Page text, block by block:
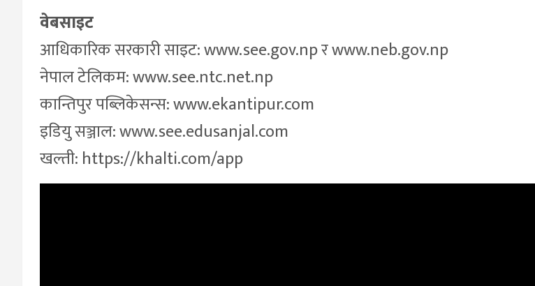
वेबसाइट
आधिकारिक सरकारी साइट: www.see.gov.np र www.neb.gov.np
नेपाल टेलिकम: www.see.ntc.net.np
कान्तिपुर पब्लिकेसन्स: www.ekantipur.com
इडियु सञ्जाल: www.see.edusanjal.com
खल्ती: https://khalti.com/app